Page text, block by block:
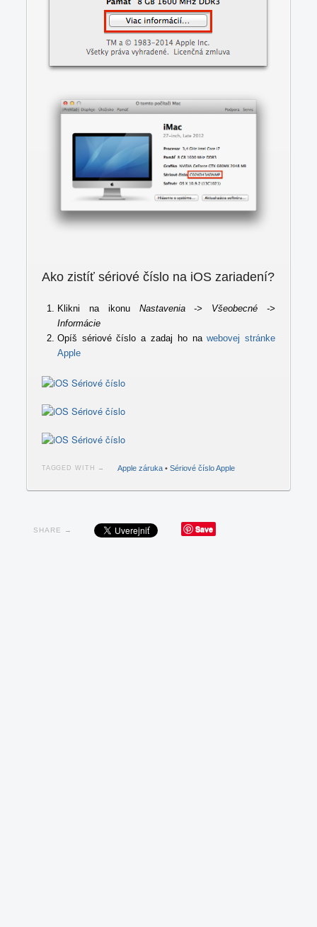
Ako zistíť sériové číslo na iOS zariadení?
Klikni na ikonu Nastavenia -> Všeobecné ->
Informácie
Opíš sériové číslo a zadaj ho nawebovej stránke
Apple
TAGGED WITH → Apple záruka •Sériové číslo Apple
SHARE → Save